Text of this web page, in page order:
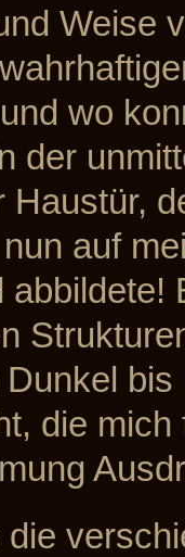
Weise
wo
der
Haustür,
auf
abbildete!
bis
die mich